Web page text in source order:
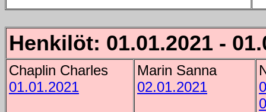
Henkilöt: 01.01.2021 -
Chaplin Charles
01.01.2021
Marin Sanna
02.01.2021